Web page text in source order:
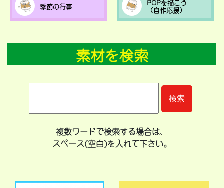
季節の行事
POPを描こう
（自作応援）
素材を検索
複数ワードで検索する場合は、
スペース(空白)を入れて下さい。